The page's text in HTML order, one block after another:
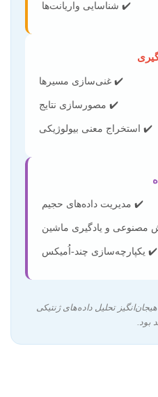
✔️ شناسایی واریانت‌ها
✔️ غنی‌سازی مسیرها
✔️ مصورسازی نتایج
✔️ استخراج معنی بیولوژیکی
✔️ مدیریت داده‌های حجیم
و یادگیری ماشین
✔️ یکپارچه‌سازی چند-اُمیکس
تحلیل داده‌های ژنتیکی
بود.